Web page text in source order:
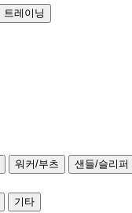
트레이닝
워커/부츠
샌들/슬리퍼
기타